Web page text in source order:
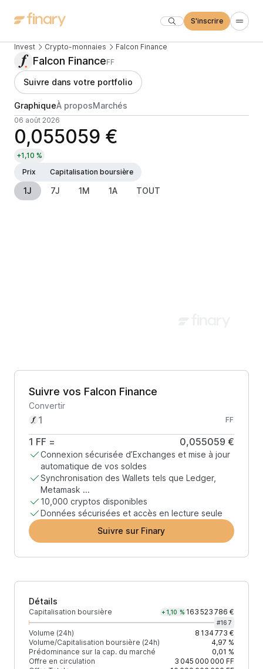
S'inscrire
Invest Crypto-monnaies Falcon Finance
Falcon FinanceFF
Suivre dans votre portfolio
GraphiqueÀ proposMarchés
06 août 2026
0,055059 €
+1,10 %
Prix
Capitalisation boursière
1J 7J 1M 1A TOUT
Suivre vos Falcon Finance
Convertir
FF
1 FF = 0,055059 €
Connexion sécurisée d’Exchanges et mise à jour
automatique de vos soldes
Synchronisation des Wallets tels que Ledger,
Metamask ...
10,000 cryptos disponibles
Données sécurisées et accès en lecture seule
Suivre sur Finary
Détails
Capitalisation boursière +1,10 % 163 523 786 €
#167
Volume (24h)
8 134 773 €
Volume/Capitalisation boursière (24h)
4,97 %
Prédominance sur la cap. du marché
0,01 %
Offre en circulation
3 045 000 000 FF